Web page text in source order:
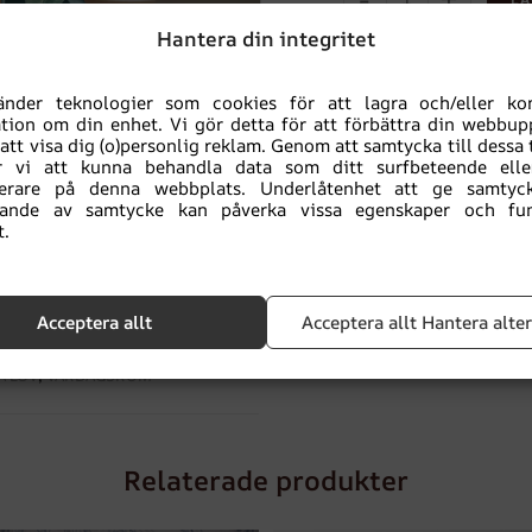
Hantera din integritet
teknologier som cookies för att lagra och/eller
om din enhet. Vi gör detta för att förbättra din
visa dig (o)personlig reklam. Genom att samtycka till dessa
vi att kunna behandla data som ditt surfbeteende
på denna webbplats. Underlåtenhet att ge
av samtycke kan påverka vissa egenskaper och
Acceptera allt Acceptera allt Hantera
,KONTORET,MURAL,NATUR,
LÖV,VARDAGSRUM
BESTÄLL
Säkert köp :
miljövänlig
Relaterade produkter